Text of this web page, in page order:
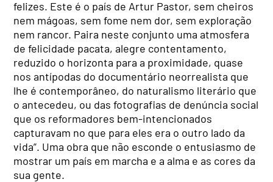
felizes. Este é o país de Artur Pastor, sem cheiros
nem mágoas, sem fome nem dor, sem exploração
nem rancor. Paira neste conjunto uma atmosfera
de felicidade pacata, alegre contentamento,
reduzido o horizonta para a proximidade, quase
nos antípodas do documentário neorrealista que
lhe é contemporâneo, do naturalismo literário que
o antecedeu, ou das fotografias de denúncia social
que os reformadores bem-intencionados
capturavam no que para eles era o outro lado da
vida”. Uma obra que não esconde o entusiasmo de
mostrar um país em marcha e a alma e as cores da
sua gente.